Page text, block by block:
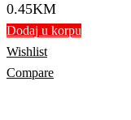
0.45KM
Dodaj u korpu
Wishlist
Compare